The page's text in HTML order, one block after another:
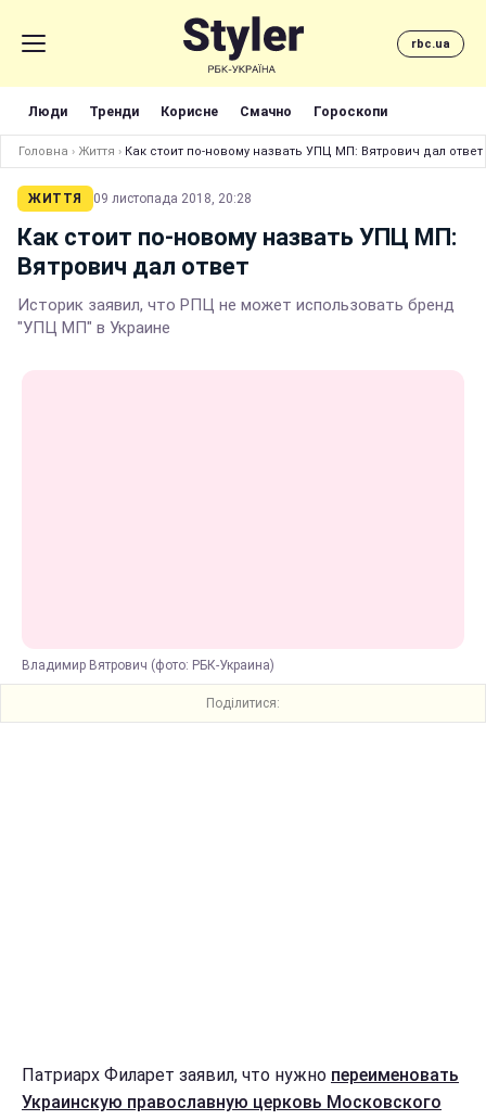
rbc.ua
Люди Тренди Корисне Смачно Гороскопи
Головна › Життя › Как стоит по-новому назвать УПЦ МП: Вятрович дал ответ
ЖИТТЯ 09 листопада 2018, 20:28
Как стоит по-новому назвать УПЦ МП:
Вятрович дал ответ
Историк заявил, что РПЦ не может использовать бренд
"УПЦ МП" в Украине
Владимир Вятрович (фото: РБК-Украина)
Поділитися:
Патриарх Филарет заявил, что нужно переименовать
Украинскую православную церковь Московского